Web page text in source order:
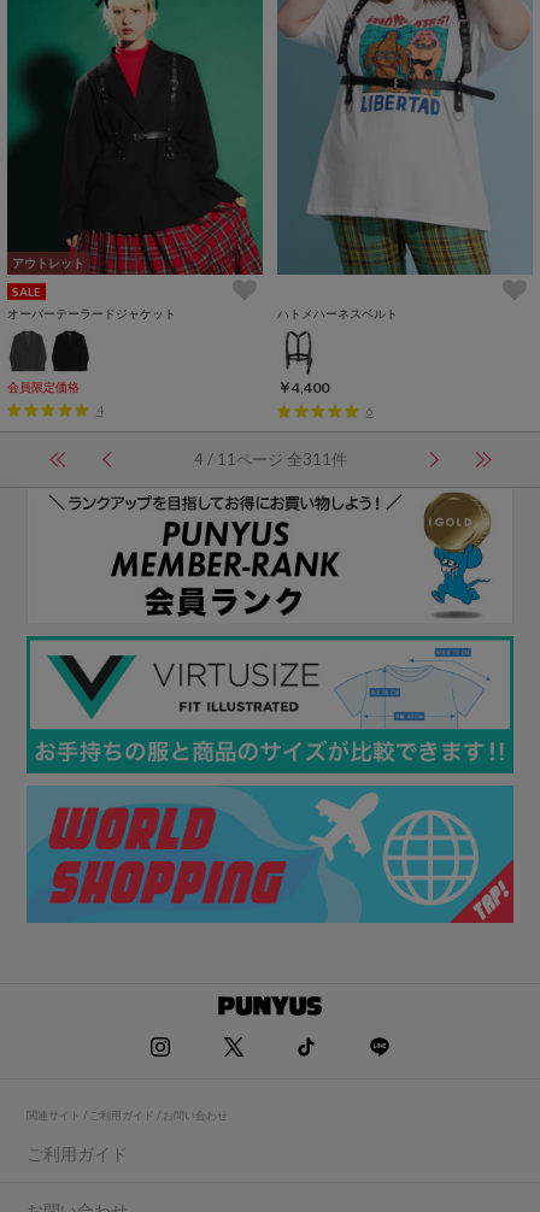
アウトレット
SALE
オーバーテーラードジャケット
会員限定価格
4
ハトメハーネスベルト
￥4,400
6
4 / 11ページ 全311件
関連サイト / ご利用ガイド / お問い合わせ
ご利用ガイド